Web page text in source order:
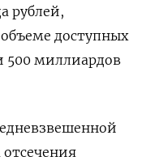
рублей,
доступных
500 миллиардов